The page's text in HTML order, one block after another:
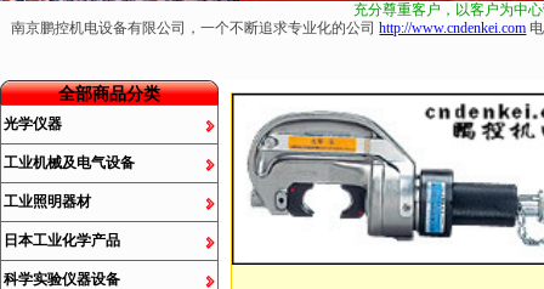
充分尊重客户，以客户为中
南京鹏控机电设备有限公司，一个不断追求专业化的公司http://www.cndenkei.com
全部商品分类
光学仪器
工业机械及电气设备
工业照明器材
日本工业化学产品
科学实验仪器设备